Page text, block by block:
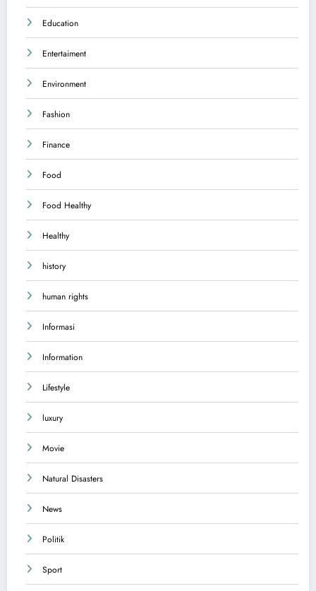
Education
Entertaiment
Environment
Fashion
Finance
Food
Food Healthy
Healthy
history
human rights
Informasi
Information
Lifestyle
luxury
Movie
Natural Disasters
News
Politik
Sport